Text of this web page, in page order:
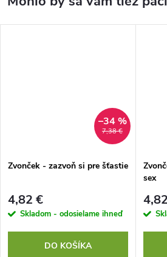
7,38 €
–34 %
Zvonček - zazvoň si pre šťastie
4,82 €
Skladom - odosielame ihneď
DO KOŠÍKA
sex